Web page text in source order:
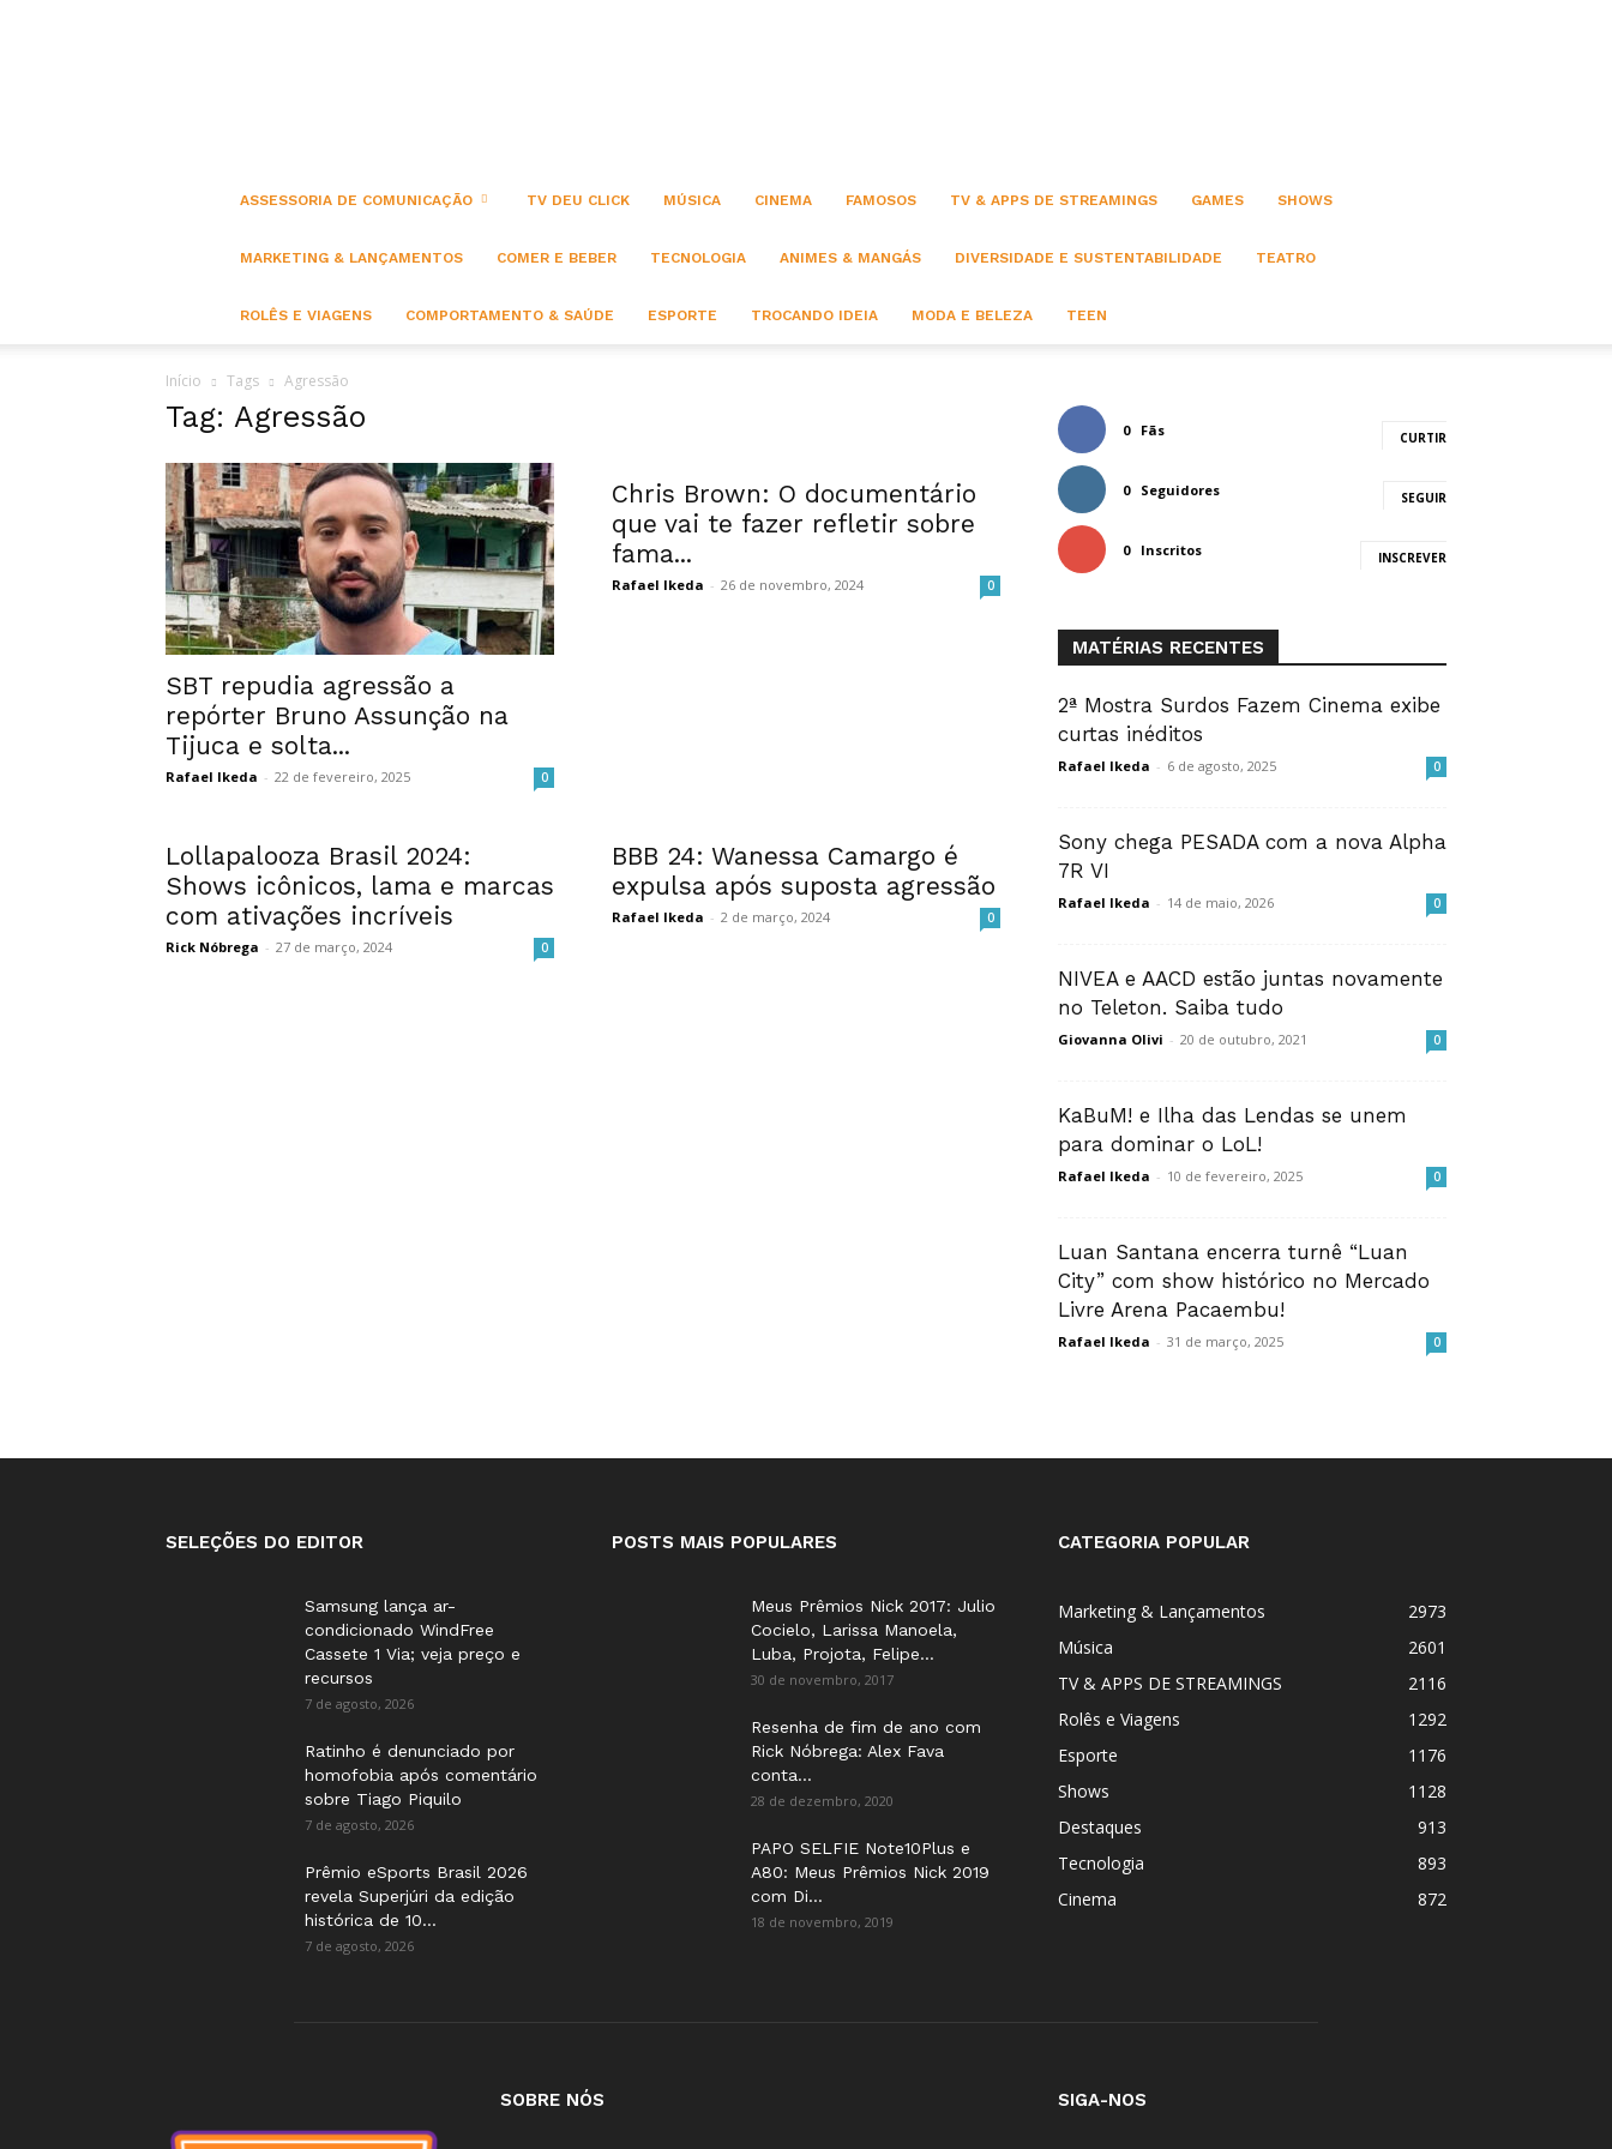
ASSESSORIA DE COMUNICAÇÃO TV DEU CLICK MÚSICA CINEMA FAMOSOS TV & APPS DE STREAMINGS GAMES SHOWS
MARKETING & LANÇAMENTOS COMER E BEBER TECNOLOGIA ANIMES & MANGÁS DIVERSIDADE E SUSTENTABILIDADE TEATRO
ROLÊS E VIAGENS COMPORTAMENTO & SAÚDE ESPORTE TROCANDO IDEIA MODA E BELEZA TEEN
Início Tags Agressão
Tag: Agressão
SBT repudia agressão a
repórter Bruno Assunção na
Tijuca e solta...
Rafael Ikeda - 22 de fevereiro, 2025 0
Chris Brown: O documentário
que vai te fazer refletir sobre
fama...
Rafael Ikeda - 26 de novembro, 2024 0
Lollapalooza Brasil 2024:
Shows icônicos, lama e marcas
com ativações incríveis
Rick Nóbrega - 27 de março, 2024 0
BBB 24: Wanessa Camargo é
expulsa após suposta agressão
Rafael Ikeda - 2 de março, 2024 0
0 Fãs CURTIR
0 Seguidores SEGUIR
0 Inscritos INSCREVER
MATÉRIAS RECENTES
2ª Mostra Surdos Fazem Cinema exibe
curtas inéditos
Rafael Ikeda - 6 de agosto, 2025 0
Sony chega PESADA com a nova Alpha
7R VI
Rafael Ikeda - 14 de maio, 2026 0
NIVEA e AACD estão juntas novamente
no Teleton. Saiba tudo
Giovanna Olivi - 20 de outubro, 2021 0
KaBuM! e Ilha das Lendas se unem
para dominar o LoL!
Rafael Ikeda - 10 de fevereiro, 2025 0
Luan Santana encerra turnê “Luan
City” com show histórico no Mercado
Livre Arena Pacaembu!
Rafael Ikeda - 31 de março, 2025 0
SELEÇÕES DO EDITOR
Samsung lança ar-
condicionado WindFree
Cassete 1 Via; veja preço e
recursos
7 de agosto, 2026
Ratinho é denunciado por
homofobia após comentário
sobre Tiago Piquilo
7 de agosto, 2026
Prêmio eSports Brasil 2026
revela Superjúri da edição
histórica de 10...
7 de agosto, 2026
POSTS MAIS POPULARES
Meus Prêmios Nick 2017: Julio
Cocielo, Larissa Manoela,
Luba, Projota, Felipe...
30 de novembro, 2017
Resenha de fim de ano com
Rick Nóbrega: Alex Fava
conta...
28 de dezembro, 2020
PAPO SELFIE Note10Plus e
A80: Meus Prêmios Nick 2019
com Di...
18 de novembro, 2019
CATEGORIA POPULAR
Marketing & Lançamentos
2973
Música
2601
TV & APPS DE STREAMINGS
2116
Rolês e Viagens
1292
Esporte
1176
Shows
1128
Destaques
913
Tecnologia
893
Cinema
872
SOBRE NÓS SIGA-NOS